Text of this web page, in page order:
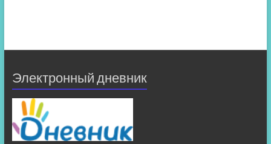
Электронный дневник